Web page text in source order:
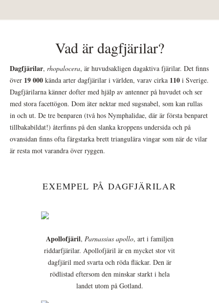
Vad är dagfjärilar?
Dagfjärilar, rhopalocera, är huvudsakligen dagaktiva fjärilar. Det finns
över 19 000 kända arter dagfjärilar i världen, varav cirka 110 i Sverige.
Dagfjärilarna känner dofter med hjälp av antenner på huvudet och ser
med stora facettögon. Dom äter nektar med sugsnabel, som kan rullas
in och ut. De tre benparen (två hos Nymphalidae, där är första benparet
tillbakabildat!) återfinns på den slanka kroppens undersida och på
ovansidan finns ofta färgstarka brett triangulära vingar som när de vilar
är resta mot varandra över ryggen.
EXEMPEL PÅ DAGFJÄRILAR
Apollofjäril, Parnassius apollo, art i familjen
riddarfjärilar. Apollofjäril är en mycket stor vit
dagfjäril med svarta och röda fläckar. Den är
rödlistad eftersom den minskar starkt i hela
landet utom på Gotland.